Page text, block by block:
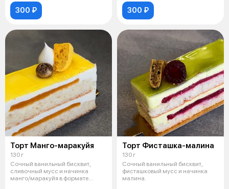
300 ₽ 300 ₽
Торт Манго-маракуйя
130 г
Сочный ванильный бисквит,
сливочный мусс и начинка
манго/маракуйя в формате
Торт Фисташка-малина
130 г
Сочный ванильный бисквит,
фисташковый мусс и начинка
малина.